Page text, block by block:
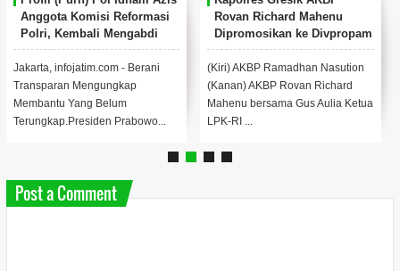
Anggota Komisi Reformasi
Polri, Kembali Mengabdi
untuk Negeri.
Jakarta, infojatim.com - Berani
Transparan Mengungkap
Membantu Yang Belum
Terungkap.Presiden Prabowo...
Rovan Richard Mahenu
Dipromosikan ke Divpropam
Mabes Polri
(Kiri) AKBP Ramadhan Nasution
(Kanan) AKBP Rovan Richard
Mahenu bersama Gus Aulia Ketua
LPK-RI ...
Post a Comment